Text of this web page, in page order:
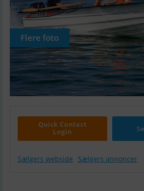
Flere foto
Quick Contact
Login
Sælgers webside Sælgers annoncer